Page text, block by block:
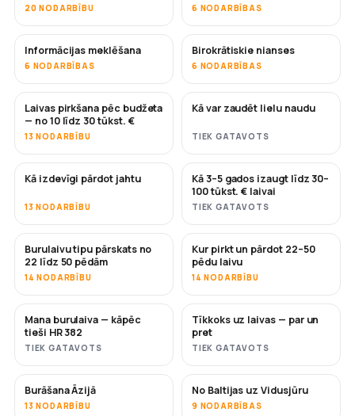
20 NODARBĪBU 6 NODARBĪBAS
Informācijas meklēšana
6 NODARBĪBAS
Birokrātiskie nianses
6 NODARBĪBAS
DRĪZUMĀ
Laivas pirkšana pēc budžeta
— no 10 līdz 30 tūkst. €
13 NODARBĪBU
DRĪZUMĀ
Kā var zaudēt lielu naudu
TIEK GATAVOTS
JAUNS
Kā izdevīgi pārdot jahtu
13 NODARBĪBU
JAUNS
Kā 3–5 gados izaugt līdz 30–
100 tūkst. € laivai
TIEK GATAVOTS
DRĪZUMĀ
Burulaivu tipu pārskats no
22 līdz 50 pēdām
14 NODARBĪBU
DRĪZUMĀ
Kur pirkt un pārdot 22–50
pēdu laivu
14 NODARBĪBU
DRĪZUMĀ
Mana burulaiva — kāpēc
tieši HR 382
TIEK GATAVOTS
DRĪZUMĀ
Tīkkoks uz laivas — par un
pret
TIEK GATAVOTS
DRĪZUMĀ
Burāšana Āzijā
13 NODARBĪBU
DRĪZUMĀ
No Baltijas uz Vidusjūru
9 NODARBĪBAS